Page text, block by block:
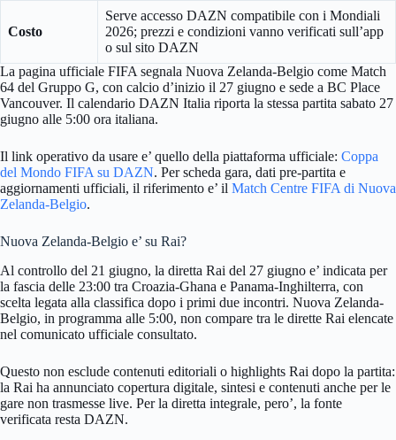
Costo
Serve accesso DAZN compatibile con i Mondiali
2026; prezzi e condizioni vanno verificati sull’app
o sul sito DAZN
La pagina ufficiale FIFA segnala Nuova Zelanda-Belgio come Match
64 del Gruppo G, con calcio d’inizio il 27 giugno e sede a BC Place
Vancouver. Il calendario DAZN Italia riporta la stessa partita sabato 27
giugno alle 5:00 ora italiana.
Il link operativo da usare e’ quello della piattaforma ufficiale: Coppa
del Mondo FIFA su DAZN. Per scheda gara, dati pre-partita e
aggiornamenti ufficiali, il riferimento e’ il Match Centre FIFA di Nuova
Zelanda-Belgio.
Nuova Zelanda-Belgio e’ su Rai?
Al controllo del 21 giugno, la diretta Rai del 27 giugno e’ indicata per
la fascia delle 23:00 tra Croazia-Ghana e Panama-Inghilterra, con
scelta legata alla classifica dopo i primi due incontri. Nuova Zelanda-
Belgio, in programma alle 5:00, non compare tra le dirette Rai elencate
nel comunicato ufficiale consultato.
Questo non esclude contenuti editoriali o highlights Rai dopo la partita:
la Rai ha annunciato copertura digitale, sintesi e contenuti anche per le
gare non trasmesse live. Per la diretta integrale, pero’, la fonte
verificata resta DAZN.